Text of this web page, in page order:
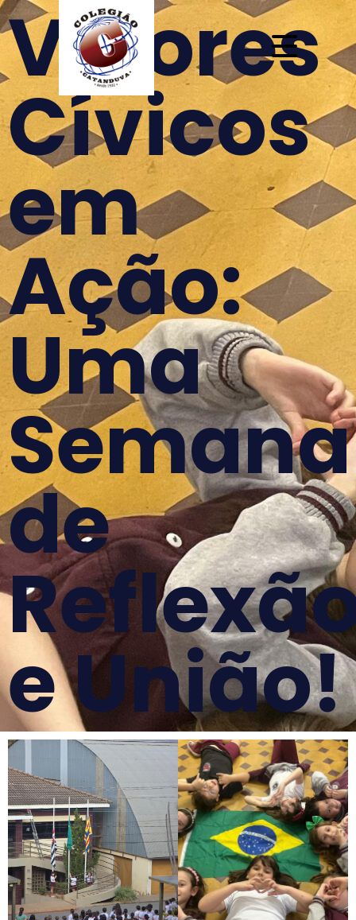
Valores
Cívicos
em
Ação:
Uma
Semana
de
e União!